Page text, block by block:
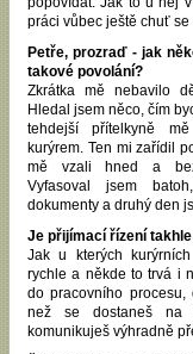
práci vůbec ještě chuť se
Petře, prozraď - jak
takové povolání?
Zkrátka mě nebavilo
Hledal jsem něco, čím
tehdejší přítelkyně
kurýrem. Ten mi zařídil
mě vzali hned a bez
Vyfasoval jsem
dokumenty a druhý den
Je přijímací řízení
Jak u kterých
rychle a někde to trvá i
do pracovního
než se dostaneš na
komunikuješ výhradně